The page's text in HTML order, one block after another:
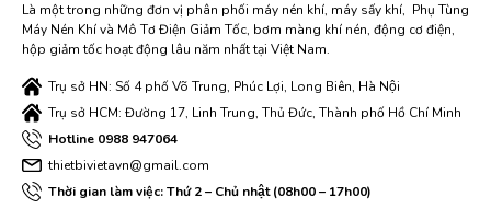
Là một trong những đơn vị phân phối máy nén khí, máy sấy khí, Phụ Tùng
Máy Nén Khí và Mô Tơ Điện Giảm Tốc, bơm màng khí nén, động cơ điện,
hộp giảm tốc hoạt động lâu năm nhất tại Việt Nam.
Trụ sở HN: Số 4 phố Võ Trung, Phúc Lợi, Long Biên, Hà Nội
Trụ sở HCM: Đường 17, Linh Trung, Thủ Đức, Thành phố Hồ Chí Minh
Hotline 0988 947064
thietbivietavn@gmail.com
Thời gian làm việc: Thứ 2 – Chủ nhật (08h00 – 17h00)